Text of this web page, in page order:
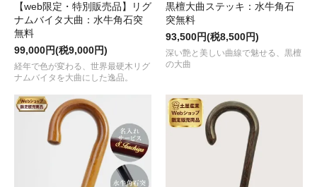
【web限定・特別販売品】リグ
ナムバイタ大曲：水牛角石突
無料
99,000円(税9,000円)
経年で色が変わる、世界最硬木リグ
ナムバイタを大曲にした逸品。
黒檀大曲ステッキ：水牛角石
突無料
93,500円(税8,500円)
深い艶と美しい曲線で魅せる、黒檀
の大曲